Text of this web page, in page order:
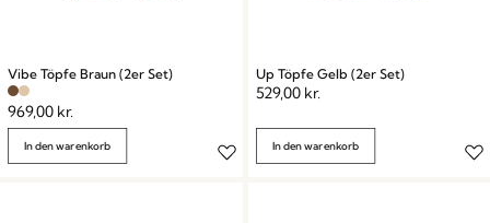
Vibe Töpfe Braun (2er Set)
969,00 kr.
In den warenkorb
Up Töpfe Gelb (2er Set)
529,00 kr.
In den warenkorb